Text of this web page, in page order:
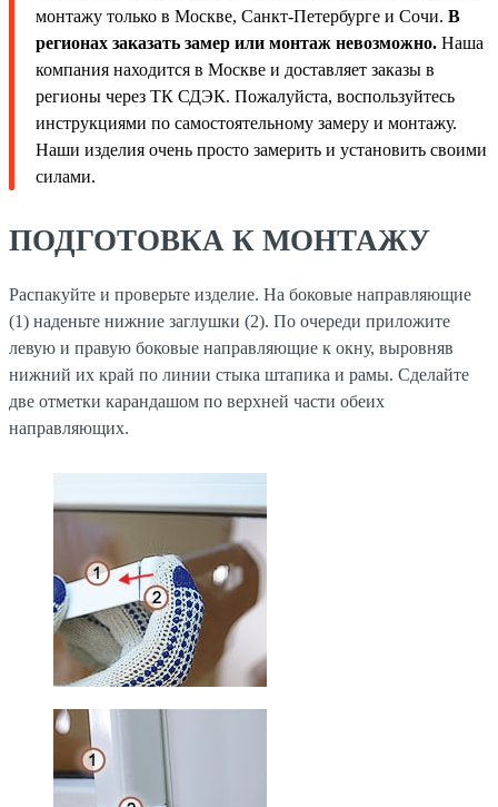
монтажу только в Москве, Санкт-Петербурге и Сочи. В
регионах заказать замер или монтаж невозможно. Наша
компания находится в Москве и доставляет заказы в
регионы через ТК СДЭК. Пожалуйста, воспользуйтесь
инструкциями по самостоятельному замеру и монтажу.
Наши изделия очень просто замерить и установить своими
силами.
ПОДГОТОВКА К МОНТАЖУ
Распакуйте и проверьте изделие. На боковые направляющие
(1) наденьте нижние заглушки (2). По очереди приложите
левую и правую боковые направляющие к окну, выровняв
нижний их край по линии стыка штапика и рамы. Сделайте
две отметки карандашом по верхней части обеих
направляющих.